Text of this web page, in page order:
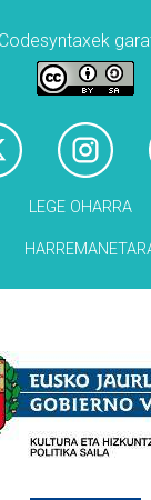
Codesyntaxek
LEGE OHARRA